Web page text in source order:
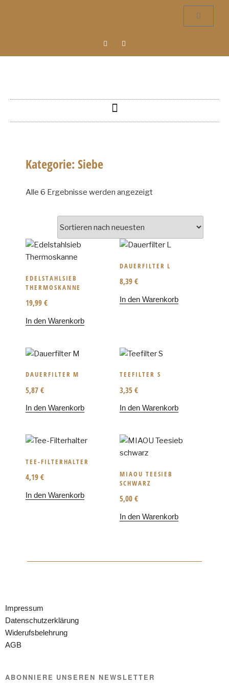
Kategorie: Siebe
Alle 6 Ergebnisse werden angezeigt
EDELSTAHLSIEB
THERMOSKANNE
19,99 €
In den Warenkorb
DAUERFILTER L
8,39 €
In den Warenkorb
DAUERFILTER M
5,87 €
In den Warenkorb
TEEFILTER S
3,35 €
In den Warenkorb
TEE-FILTERHALTER
4,19 €
In den Warenkorb
MIAOU TEESIEB
SCHWARZ
5,00 €
In den Warenkorb
Impressum
Datenschutzerklärung
Widerufsbelehrung
AGB
ABONNIERE UNSEREN NEWSLETTER